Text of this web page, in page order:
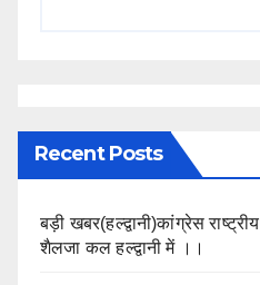
Recent Posts
बड़ी खबर(हल्द्वानी)कांग्रेस
शैलजा कल हल्द्वानी में ।।